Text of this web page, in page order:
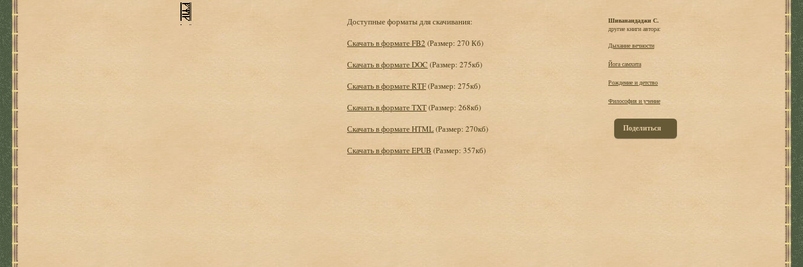
Доступные форматы для скачивания:
Скачать в формате FB2 (Размер: 270 Кб)
Скачать в формате DOC (Размер: 275кб)
Скачать в формате RTF(Размер: 275кб)
Скачать в формате TXT(Размер: 268кб)
Скачать в формате HTML(Размер: 270кб)
Скачать в формате EPUB (Размер: 357кб)
Шиванандаджи С.
другие книги автора:
Дыхание вечности
Йога самхита
Рождение и детство
Философия и учение
Поделиться